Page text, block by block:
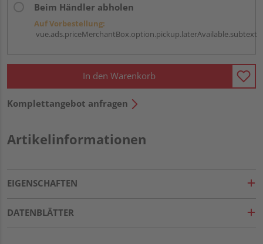
Beim Händler abholen
Auf Vorbestellung:
vue.ads.priceMerchantBox.option.pickup.laterAvailable.subtext
In den Warenkorb
Komplettangebot anfragen
Artikelinformationen
EIGENSCHAFTEN
DATENBLÄTTER